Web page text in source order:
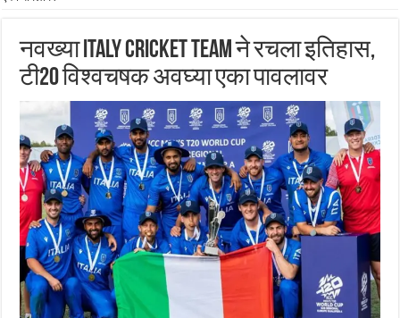
नवख्या Italy Cricket Team ने रचला इतिहास,
टी20 विश्वचषक अवघ्या एका पावलावर